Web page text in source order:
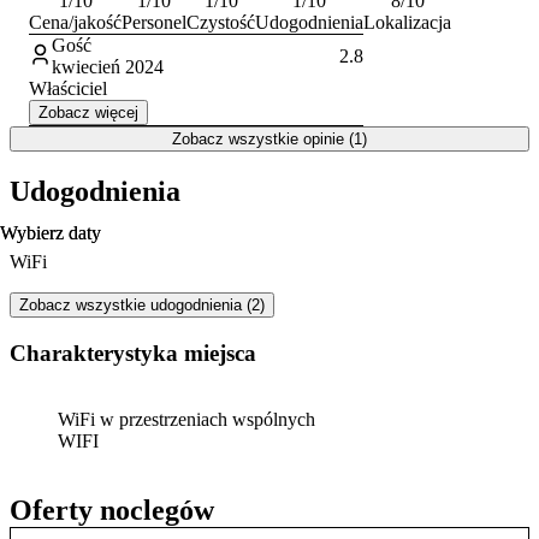
Cena/jakośćPersonelCzystośćUdogodnieniaLokalizacja
Gość
kwiecień 2024
2.8
Właściciel
Zobacz więcej
Zobacz wszystkie opinie (1)
Wybierz daty
Oferty noclegów
Wybierz daty
Udogodnienia
WiFi
Zobacz wszystkie udogodnienia (2)
Charakterystyka miejsca
WiFi w przestrzeniach wspólnych
WIFI